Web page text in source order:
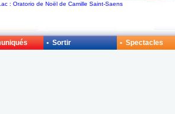
: Oratorio de Noël de Camille Saint-Saens
• Sortir • Spectacles